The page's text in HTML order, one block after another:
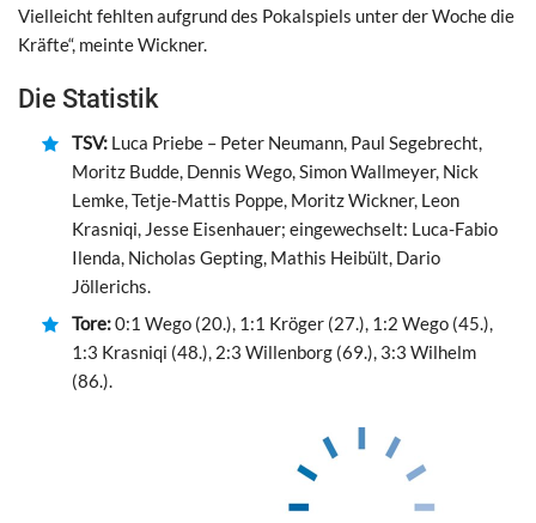
Vielleicht fehlten aufgrund des Pokalspiels unter der Woche die
Kräfte“, meinte Wickner.
Die Statistik
TSV: Luca Priebe – Peter Neumann, Paul Segebrecht,
Moritz Budde, Dennis Wego, Simon Wallmeyer, Nick
Lemke, Tetje-Mattis Poppe, Moritz Wickner, Leon
Krasniqi, Jesse Eisenhauer; eingewechselt: Luca-Fabio
Ilenda, Nicholas Gepting, Mathis Heibült, Dario
Jöllerichs.
Tore:0:1 Wego (20.), 1:1 Kröger (27.), 1:2 Wego (45.),
1:3 Krasniqi (48.), 2:3 Willenborg (69.), 3:3 Wilhelm
(86.).